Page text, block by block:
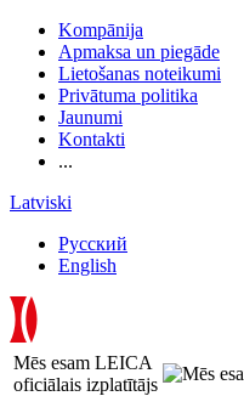
Kompānija
Apmaksa un piegāde
Lietošanas noteikumi
Privātuma politika
Jaunumi
Kontakti
...
Latviski
Русский
English
Mēs esam LEICA
oficiālais izplatītājs